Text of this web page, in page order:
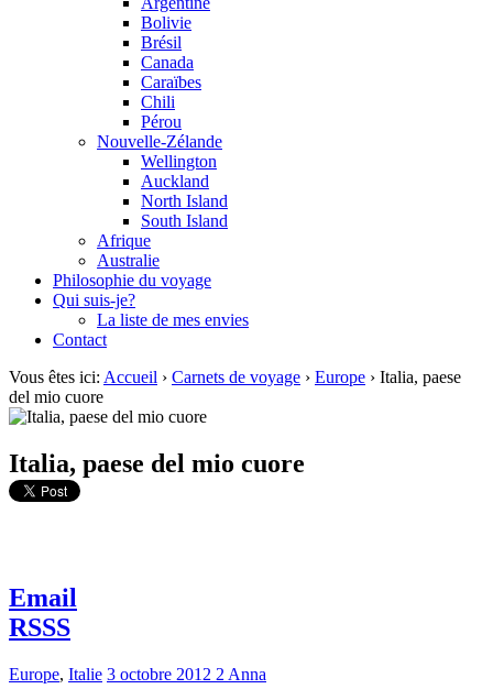
Bolivie
Brésil
Canada
Caraïbes
Chili
Pérou
Nouvelle-Zélande
Wellington
Auckland
North Island
South Island
Afrique
Australie
Philosophie du voyage
Qui suis-je?
La liste de mes envies
Contact
Vous êtes ici: Accueil › Carnets de voyage › Europe › Italia, paese
del mio cuore
Italia, paese del mio cuore
Email
RSSS
Europe, Italie 3 octobre 2012 2 Anna